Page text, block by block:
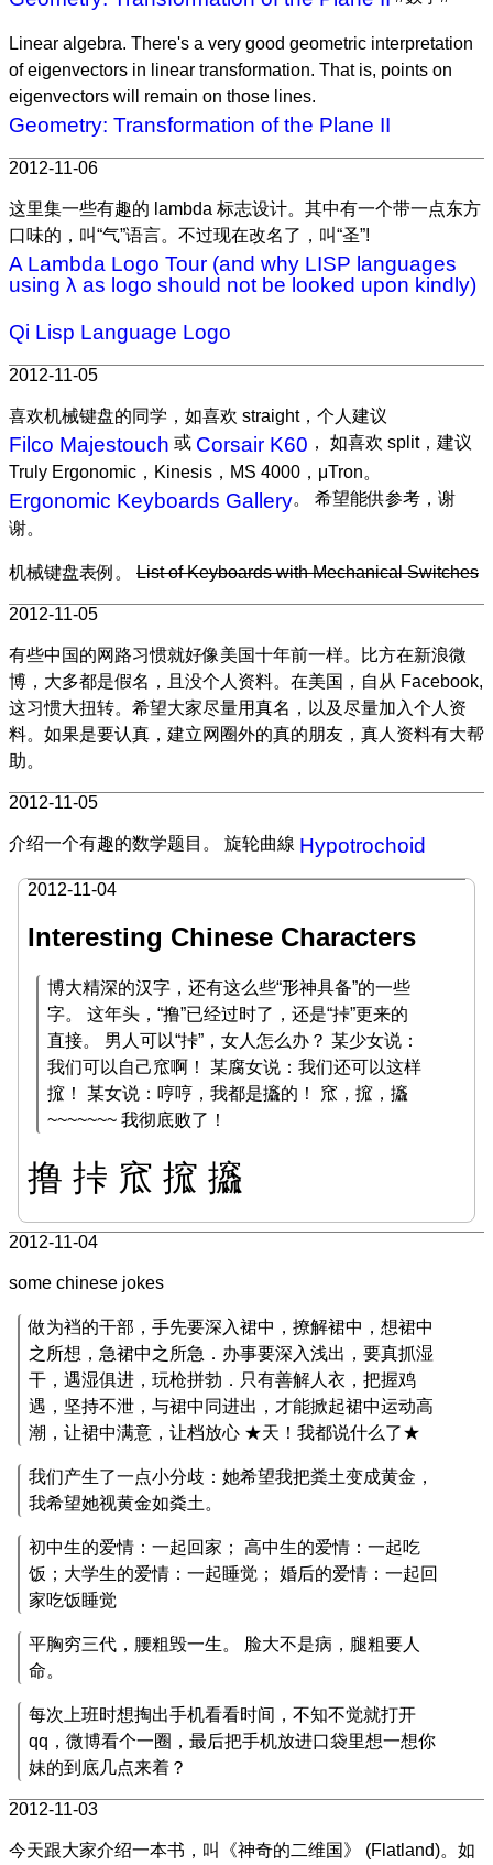
Linear algebra. There's a very good geometric interpretation
of eigenvectors in linear transformation. That is, points on
eigenvectors will remain on those lines.
Geometry: Transformation of the Plane II
2012-11-06
这里集一些有趣的 lambda 标志设计。其中有一个带一点东方
口味的，叫“气”语言。不过现在改名了，叫“圣”!
A Lambda Logo Tour (and why LISP languages
using λ as logo should not be looked upon kindly)
Qi Lisp Language Logo
2012-11-05
喜欢机械键盘的同学，如喜欢 straight，个人建议
Filco Majestouch 或 Corsair K60 ， 如喜欢 split，建议
Truly Ergonomic，Kinesis，MS 4000，μTron。
Ergonomic Keyboards Gallery。 希望能供参考，谢
谢。
机械键盘表例。 List of Keyboards with Mechanical Switches
2012-11-05
有些中国的网路习惯就好像美国十年前一样。比方在新浪微
博，大多都是假名，且没个人资料。在美国，自从 Facebook,
这习惯大扭转。希望大家尽量用真名，以及尽量加入个人资
料。如果是要认真，建立网圈外的真的朋友，真人资料有大帮
助。
2012-11-05
介绍一个有趣的数学题目。 旋轮曲線 Hypotrochoid
2012-11-04
Interesting Chinese Characters
博大精深的汉字，还有这么些“形神具备”的一些
字。 这年头，“撸”已经过时了，还是“挊”更来的
直接。 男人可以“挊”，女人怎么办？ 某少女说：
我们可以自己窊啊！ 某腐女说：我们还可以这样
搲！ 某女说：哼哼，我都是攨的！ 窊，搲，攨
~~~~~~~ 我彻底败了！
撸 挊 窊 搲 攨
2012-11-04
some chinese jokes
做为裆的干部，手先要深入裙中，撩解裙中，想裙中
之所想，急裙中之所急．办事要深入浅出，要真抓湿
干，遇湿俱进，玩枪拼勃．只有善解人衣，把握鸡
遇，坚持不泄，与裙中同进出，才能掀起裙中运动高
潮，让裙中满意，让档放心 ★天！我都说什么了★
我们产生了一点小分歧：她希望我把粪土变成黄金，
我希望她视黄金如粪土。
初中生的爱情：一起回家； 高中生的爱情：一起吃
饭；大学生的爱情：一起睡觉； 婚后的爱情：一起回
家吃饭睡觉
平胸穷三代，腰粗毁一生。 脸大不是病，腿粗要人
命。
每次上班时想掏出手机看看时间，不知不觉就打开
qq，微博看个一圈，最后把手机放进口袋里想一想你
妹的到底几点来着？
2012-11-03
今天跟大家介绍一本书，叫《神奇的二维国》 (Flatland)。如